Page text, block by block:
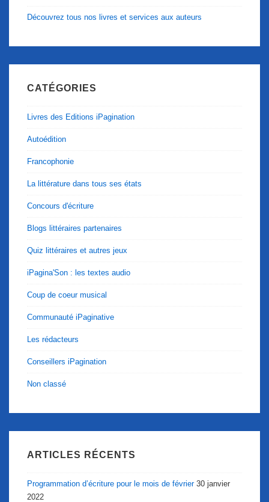
Découvrez tous nos livres et services aux auteurs
CATÉGORIES
Livres des Editions iPagination
Autoédition
Francophonie
La littérature dans tous ses états
Concours d'écriture
Blogs littéraires partenaires
Quiz littéraires et autres jeux
iPagina'Son : les textes audio
Coup de coeur musical
Communauté iPaginative
Les rédacteurs
Conseillers iPagination
Non classé
ARTICLES RÉCENTS
Programmation d’écriture pour le mois de février 30 janvier
2022